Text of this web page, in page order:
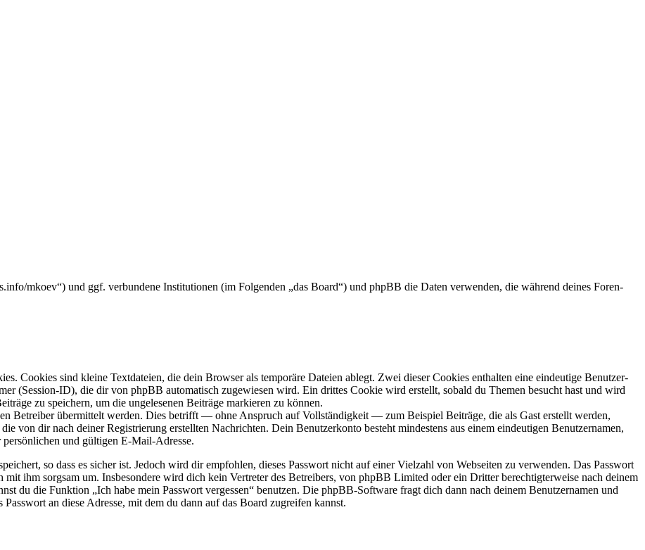
mkoev“) und ggf. verbundene Institutionen (im Folgenden „das Board“) und phpBB die Daten verwenden, die während deines Foren-
Cookies sind kleine Textdateien, die dein Browser als temporäre Dateien ablegt. Zwei dieser Cookies enthalten eine eindeutige Benutzer-
(Session-ID), die dir von phpBB automatisch zugewiesen wird. Ein drittes Cookie wird erstellt, sobald du Themen besucht hast und wird
zu speichern, um die ungelesenen Beiträge markieren zu können.
Betreiber übermittelt werden. Dies betrifft — ohne Anspruch auf Vollständigkeit — zum Beispiel Beiträge, die als Gast erstellt werden,
von dir nach deiner Registrierung erstellten Nachrichten. Dein Benutzerkonto besteht mindestens aus einem eindeutigen Benutzernamen,
und gültigen E-Mail-Adresse.
so dass es sicher ist. Jedoch wird dir empfohlen, dieses Passwort nicht auf einer Vielzahl von Webseiten zu verwenden. Das Passwort
ihm sorgsam um. Insbesondere wird dich kein Vertreter des Betreibers, von phpBB Limited oder ein Dritter berechtigterweise nach deinem
du die Funktion „Ich habe mein Passwort vergessen“ benutzen. Die phpBB-Software fragt dich dann nach deinem Benutzernamen und
an diese Adresse, mit dem du dann auf das Board zugreifen kannst.